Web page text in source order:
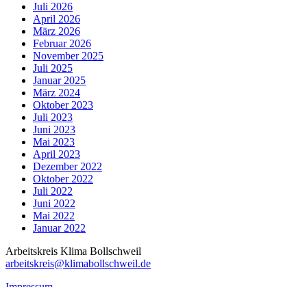
Juli 2026
April 2026
März 2026
Februar 2026
November 2025
Juli 2025
Januar 2025
März 2024
Oktober 2023
Juli 2023
Juni 2023
Mai 2023
April 2023
Dezember 2022
Oktober 2022
Juli 2022
Juni 2022
Mai 2022
Januar 2022
Arbeitskreis Klima Bollschweil
arbeitskreis@klimabollschweil.de